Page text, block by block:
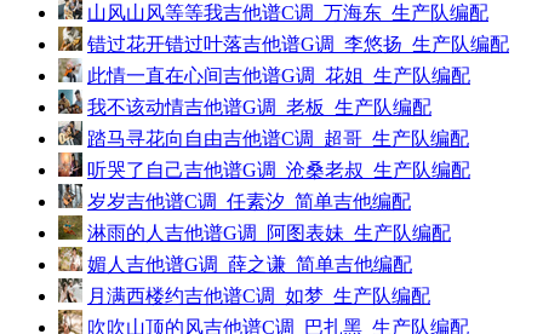
山风山风等等我吉他谱C调_万海东_生产队编配
错过花开错过叶落吉他谱G调_李悠扬_生产队编配
此情一直在心间吉他谱G调_花姐_生产队编配
我不该动情吉他谱G调_老板_生产队编配
踏马寻花向自由吉他谱C调_超哥_生产队编配
听哭了自己吉他谱G调_沧桑老叔_生产队编配
岁岁吉他谱C调_任素汐_简单吉他编配
淋雨的人吉他谱G调_阿图表妹_生产队编配
媚人吉他谱G调_薛之谦_简单吉他编配
月满西楼约吉他谱C调_如梦_生产队编配
吹吹山顶的风吉他谱C调_巴扎黑_生产队编配